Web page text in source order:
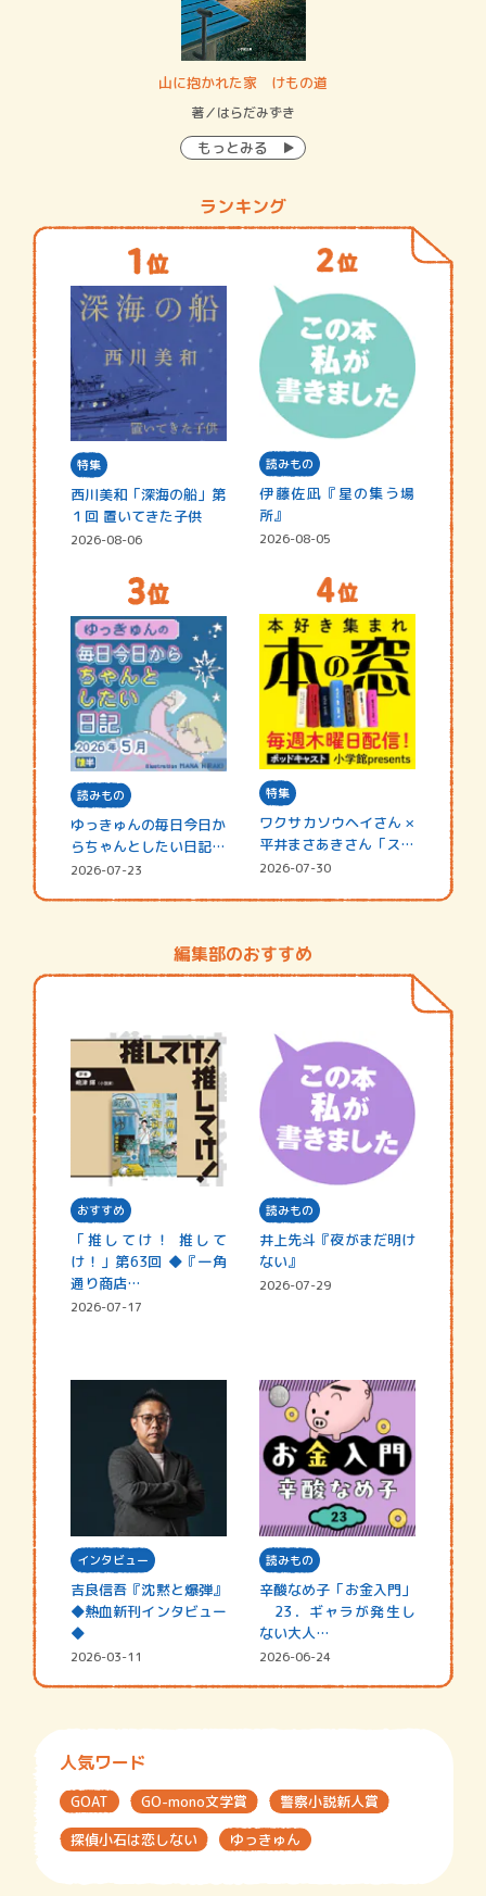
山に抱かれた家 けもの道
著／はらだみずき
もっとみる
ランキング
特集
西川美和「深海の船」第
１回 置いてきた子供
2026-08-06
読みもの
伊藤佐凪『星の集う場
所』
2026-08-05
読みもの
ゆっきゅんの毎日今日か
らちゃんとしたい日記
☆202…
2026-07-23
特集
ワクサカソウヘイさん ×
平井まさあきさん「スペ
シャ…
2026-07-30
編集部のおすすめ
おすすめ
「推してけ！ 推して
け！」第63回 ◆『一角
通り商店…
2026-07-17
読みもの
井上先斗『夜がまだ明け
ない』
2026-07-29
インタビュー
吉良信吾『沈黙と爆弾』
◆熱血新刊インタビュー
◆
2026-03-11
読みもの
辛酸なめ子「お金入門」
23．ギャラが発生し
ない大人…
2026-06-24
人気ワード
GOAT GO-mono文学賞
警察小説新人賞
探偵小石は恋しない
ゆっきゅん